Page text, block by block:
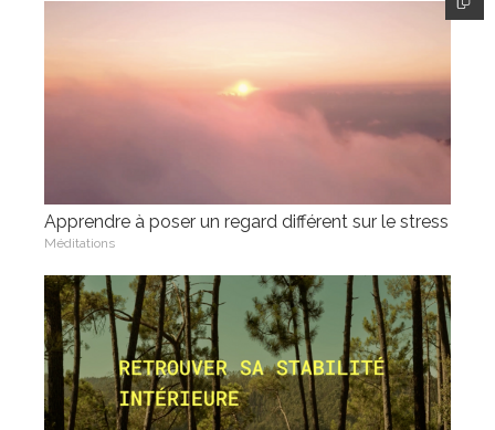
Apprendre à poser un regard différent sur le stress
Méditations